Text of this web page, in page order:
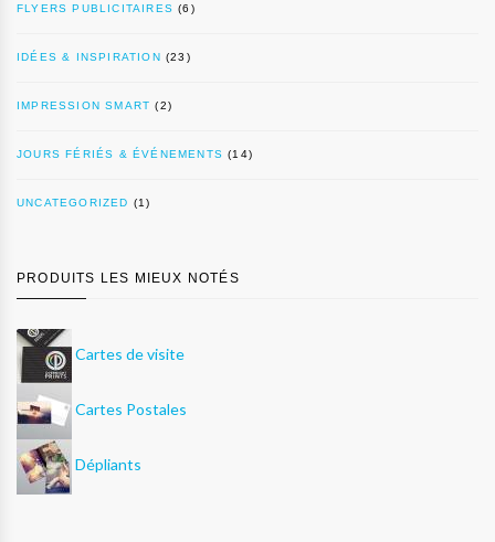
FLYERS PUBLICITAIRES (6)
IDÉES & INSPIRATION (23)
IMPRESSION SMART (2)
JOURS FÉRIÉS & ÉVÉNEMENTS (14)
UNCATEGORIZED (1)
PRODUITS LES MIEUX NOTÉS
Cartes de visite
Cartes Postales
Dépliants